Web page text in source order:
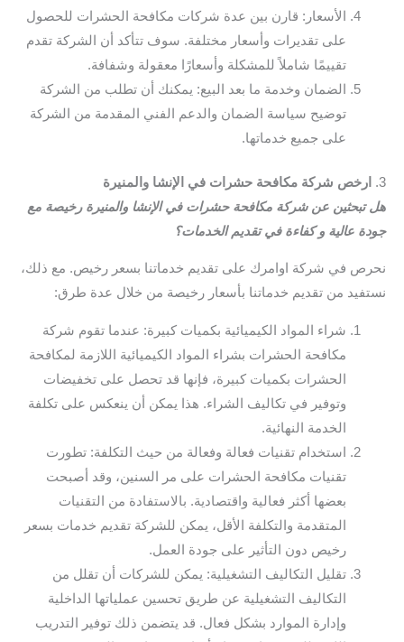
الأسعار: قارن بين عدة شركات مكافحة الحشرات للحصول
على تقديرات وأسعار مختلفة. سوف تتأكد أن الشركة تقدم
تقييمًا شاملاً للمشكلة وأسعارًا معقولة وشفافة.
الضمان وخدمة ما بعد البيع: يمكنك أن تطلب من الشركة
توضيح سياسة الضمان والدعم الفني المقدمة من الشركة
على جميع خدماتها.
3.
ارخص شركة مكافحة حشرات في الإنشا والمنيرة
هل تبحثين عن شركة مكافحة حشرات في الإنشا والمنيرة رخيصة مع
جودة عالية و كفاءة في تقديم الخدمات؟
نحرص في شركة اوامرك على تقديم خدماتنا بسعر رخيص. مع ذلك،
نستفيد من تقديم خدماتنا بأسعار رخيصة من خلال عدة طرق:
شراء المواد الكيميائية بكميات كبيرة: عندما تقوم شركة
مكافحة الحشرات بشراء المواد الكيميائية اللازمة لمكافحة
الحشرات بكميات كبيرة، فإنها قد تحصل على تخفيضات
وتوفير في تكاليف الشراء. هذا يمكن أن ينعكس على تكلفة
الخدمة النهائية.
استخدام تقنيات فعالة وفعالة من حيث التكلفة: تطورت
تقنيات مكافحة الحشرات على مر السنين، وقد أصبحت
بعضها أكثر فعالية واقتصادية. بالاستفادة من التقنيات
المتقدمة والتكلفة الأقل، يمكن للشركة تقديم خدمات بسعر
رخيص دون التأثير على جودة العمل.
تقليل التكاليف التشغيلية: يمكن للشركات أن تقلل من
التكاليف التشغيلية عن طريق تحسين عملياتها الداخلية
وإدارة الموارد بشكل فعال. قد يتضمن ذلك توفير التدريب